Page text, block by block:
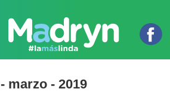
marzo - 2019